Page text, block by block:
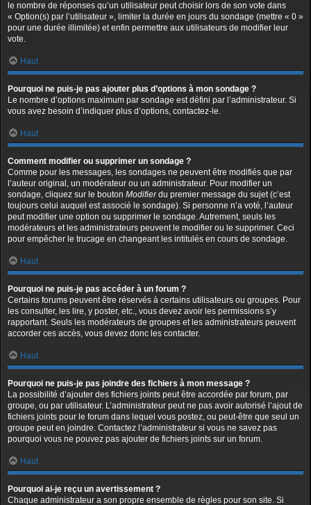
le nombre de réponses qu’un utilisateur peut choisir lors de son vote dans
« Option(s) par l’utilisateur », limiter la durée en jours du sondage (mettre « 0 »
pour une durée illimitée) et enfin permettre aux utilisateurs de modifier leur
vote.
Haut
Pourquoi ne puis-je pas ajouter plus d’options à mon sondage ?
Le nombre d’options maximum par sondage est défini par l’administrateur. Si
vous avez besoin d’indiquer plus d’options, contactez-le.
Haut
Comment modifier ou supprimer un sondage ?
Comme pour les messages, les sondages ne peuvent être modifiés que par
l’auteur original, un modérateur ou un administrateur. Pour modifier un
sondage, cliquez sur le bouton Modifierdu premier message du sujet (c’est
toujours celui auquel est associé le sondage). Si personne n’a voté, l’auteur
peut modifier une option ou supprimer le sondage. Autrement, seuls les
modérateurs et les administrateurs peuvent le modifier ou le supprimer. Ceci
pour empêcher le trucage en changeant les intitulés en cours de sondage.
Haut
Pourquoi ne puis-je pas accéder à un forum ?
Certains forums peuvent être réservés à certains utilisateurs ou groupes. Pour
les consulter, les lire, y poster, etc., vous devez avoir les permissions s’y
rapportant. Seuls les modérateurs de groupes et les administrateurs peuvent
accorder ces accès, vous devez donc les contacter.
Haut
Pourquoi ne puis-je pas joindre des fichiers à mon message ?
La possibilité d’ajouter des fichiers joints peut être accordée par forum, par
groupe, ou par utilisateur. L’administrateur peut ne pas avoir autorisé l’ajout de
fichiers joints pour le forum dans lequel vous postez, ou peut-être que seul un
groupe peut en joindre. Contactez l’administrateur si vous ne savez pas
pourquoi vous ne pouvez pas ajouter de fichiers joints sur un forum.
Haut
Pourquoi ai-je reçu un avertissement ?
Chaque administrateur a son propre ensemble de règles pour son site. Si